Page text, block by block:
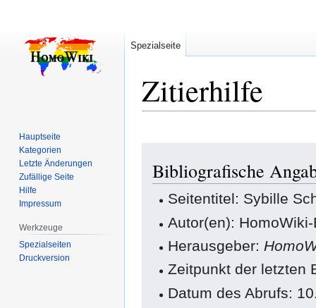
Zitierhilfe
Navigation
springen
Suche
springen
Bibliografische
Seitentitel: Sybille
Autor(en):
Herausgeber:
Zeitpunkt der letzten
Datum des Abrufs:
Spezialseite
Hauptseite
Kategorien
Letzte Änderungen
Zufällige Seite
Hilfe
Impressum
Werkzeuge
Spezialseiten
Druckversion